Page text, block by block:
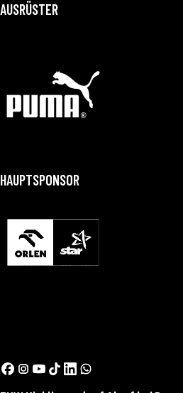
AUSRÜSTER
HAUPTSPONSOR